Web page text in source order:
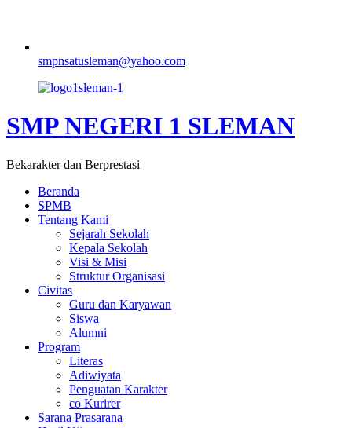
smpnsatusleman@yahoo.com
SMP NEGERI 1 SLEMAN
Bekarakter dan Berprestasi
Beranda
SPMB
Tentang Kami
Sejarah Sekolah
Kepala Sekolah
Visi & Misi
Struktur Organisasi
Civitas
Guru dan Karyawan
Siswa
Alumni
Program
Literas
Adiwiyata
Penguatan Karakter
co Kurirer
Sarana Prasarana